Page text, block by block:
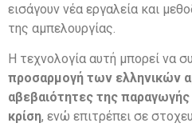
εισάγουν νέα εργαλεία και
της αμπελουργίας.
Η τεχνολογία αυτή μπορεί να
προσαρμογή των ελληνικών
αβεβαιότητες της παραγωγής
κρίση, ενώ επιτρέπει σε